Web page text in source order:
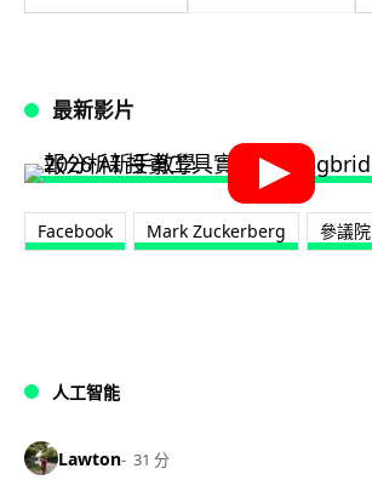
最新影片
Facebook Mark Zuckerberg 參議院
人工智能
Lawton 31 分